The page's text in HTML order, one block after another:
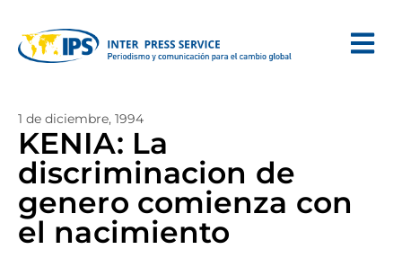
1 de diciembre, 1994
KENIA: La
discriminacion de
genero comienza con
el nacimiento